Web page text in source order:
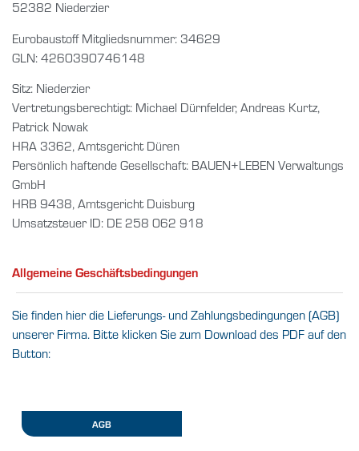
52382 Niederzier
Eurobaustoff Mitgliedsnummer: 34629
GLN: 4260390746148
Sitz: Niederzier
Vertretungsberechtigt: Michael Dürnfelder, Andreas Kurtz,
Patrick Nowak
HRA 3362, Amtsgericht Düren
Persönlich haftende Gesellschaft: BAUEN+LEBEN Verwaltungs
GmbH
HRB 9438, Amtsgericht Duisburg
Umsatzsteuer ID: DE 258 062 918
Allgemeine Geschäftsbedingungen
Sie finden hier die Lieferungs- und Zahlungsbedingungen (AGB)
unserer Firma. Bitte klicken Sie zum Download des PDF auf den
Button:
AGB